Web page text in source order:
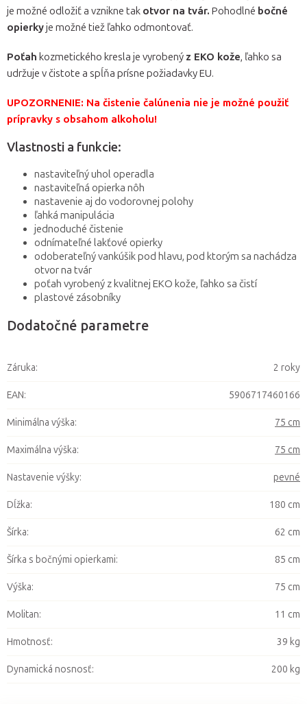
je možné odložiť a vznikne tak otvor na tvár. Pohodlné bočné
opierkyje možné tiež ľahko odmontovať.
Poťah kozmetického kresla je vyrobený z EKO kože, ľahko sa
udržuje v čistote a spĺňa prísne požiadavky EU.
UPOZORNENIE: Na čistenie čalúnenia nie je možné použiť
prípravky s obsahom alkoholu!
Vlastnosti a funkcie:
nastaviteľný uhol operadla
nastaviteľná opierka nôh
nastavenie aj do vodorovnej polohy
ľahká manipulácia
jednoduché čistenie
odnímateľné lakťové opierky
odoberateľný vankúšik pod hlavu, pod ktorým sa nachádza
otvor na tvár
poťah vyrobený z kvalitnej EKO kože, ľahko sa čistí
plastové zásobníky
Dodatočné parametre
Záruka: 2 roky
EAN: 5906717460166
Minimálna výška: 75 cm
Maximálna výška: 75 cm
Nastavenie výšky: pevné
Dĺžka: 180 cm
Šírka: 62 cm
Šírka s bočnými opierkami: 85 cm
Výška: 75 cm
Molitan: 11 cm
Hmotnosť: 39 kg
Dynamická nosnosť: 200 kg